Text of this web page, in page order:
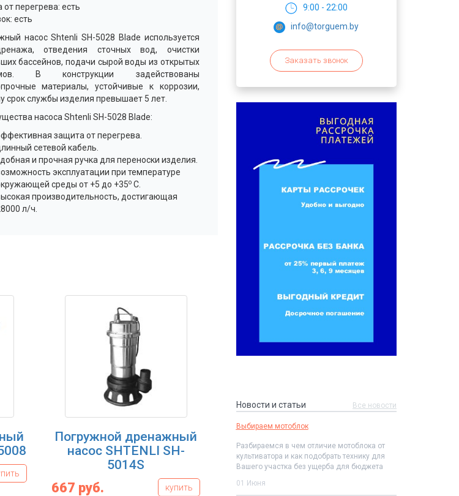
перегрева: есть
есть
насос Shtenli SH-5028 Blade используется
отведения сточных вод, очистки
бассейнов, подачи сырой воды из открытых
В конструкции задействованы
материалы, устойчивые к коррозии,
срок службы изделия превышает 5 лет.
насоса Shtenli SH-5028 Blade:
защита от перегрева.
сетевой кабель.
и прочная ручка для переноски изделия.
эксплуатации при температуре
среды от +5 до +35оС.
производительность, достигающая
л/ч.
Погружной дренажный
насос SHTENLI SH-
5014S
667 руб. купить
9:00 - 22:00
info@torguem.by
Заказать звонок
Новости и статьи Все новости
Выбираем мотоблок
Разбираемся в чем отличие мотоблока от
культиватора и как подобрать технику для
Вашего участка без ущерба для бюджета
01 Июня